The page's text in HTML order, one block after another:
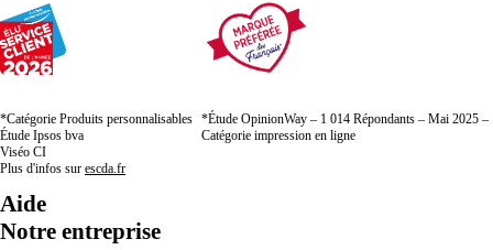
*Catégorie Produits personnalisables
Étude Ipsos bva
Viséo CI
Plus d'infos sur escda.fr
*Étude OpinionWay – 1 014 Répondants – Mai 2025 –
Catégorie impression en ligne
Aide
Notre entreprise